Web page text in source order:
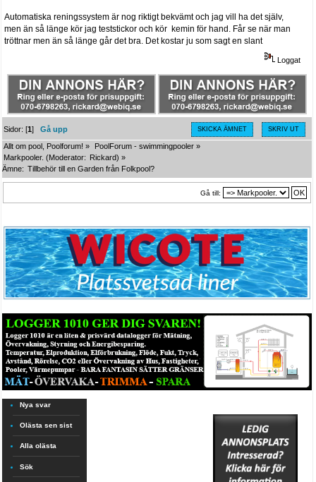
Automatiska reningssystem är nog riktigt bekvämt och jag vill ha det själv,
men än så länge kör jag teststickor och kör kemin för hand. Får se när man
tröttnar men än så länge går det bra. Det kostar ju som sagt en slant
Loggat
SKICKA ÄMNET SKRIV UT
Sidor: [1]Gå upp
Allt om pool, Poolforum! » PoolForum - swimmingpooler »
Markpooler. (Moderator: Rickard) »
Ämne: Tillbehör till en Garden från Folkpool?
Gå till:
Nya svar
Olästa sen sist
Alla olästa
Sök